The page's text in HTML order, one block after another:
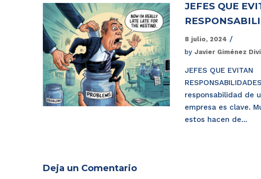
JEFES QUE
8 julio, 2024
by Javier Giménez
JEFES QUE EVITAN
responsabilidad de
empresa es clave.
estos hacen de...
Deja un Comentario